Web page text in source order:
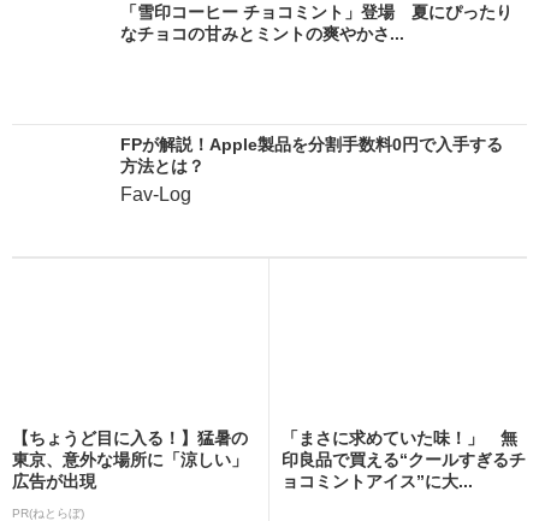
「雪印コーヒー チョコミント」登場 夏にぴったり
なチョコの甘みとミントの爽やかさ...
FPが解説！Apple製品を分割手数料0円で入手する
方法とは？
Fav-Log
【ちょうど目に入る！】猛暑の
東京、意外な場所に「涼しい」
広告が出現
PR(ねとらぼ)
「まさに求めていた味！」 無
印良品で買える“クールすぎるチ
ョコミントアイス”に大...